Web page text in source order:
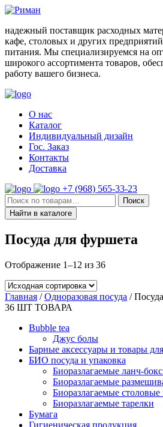
Skip
content
надежный поставщик расходных
кафе, столовых и других
питания. Мы специализируемся на
широкого ассортимента товаров,
работу вашего бизнеса.
О нас
Каталог
Индивидуальный дизайн
Гос. Заказ
Контакты
Доставка
+7 (968) 565-33-23
Искать:
Поиск
Найти в каталоге
Посуда для фуршета
Отображение 1–12 из 36
Главная /Одноразовая посуда /
36 ШТ ТОВАРА
Bubble tea
Джус болы
Барные аксессуары и товары
БИО посуда и упаковка
Биоразлагаемые ланч-
Биоразлагаемые
Биоразлагаемые
Биоразлагаемые тарелки
Бумага
Гигиеническая продукция